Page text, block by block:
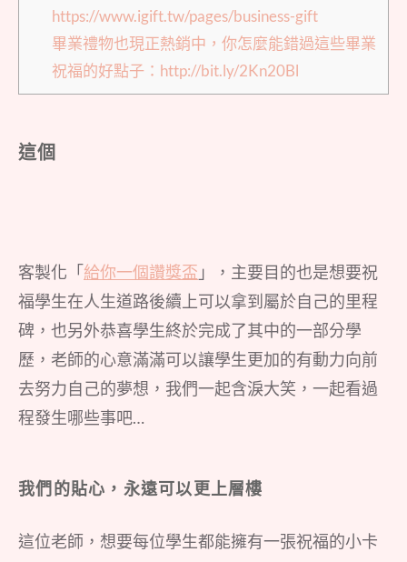
https://www.igift.tw/pages/business-gift
畢業禮物也現正熱銷中，你怎麼能錯過這些畢業
祝福的好點子：http://bit.ly/2Kn20Bl
這個
客製化「給你一個讚獎盃 」，主要目的也是想要祝
福學生在人生道路後續上可以拿到屬於自己的里程
碑，也另外恭喜學生終於完成了其中的一部分學
歷，老師的心意滿滿可以讓學生更加的有動力向前
去努力自己的夢想，我們一起含淚大笑，一起看過
程發生哪些事吧…
我們的貼心，永遠可以更上層樓
這位老師，想要每位學生都能擁有一張祝福的小卡